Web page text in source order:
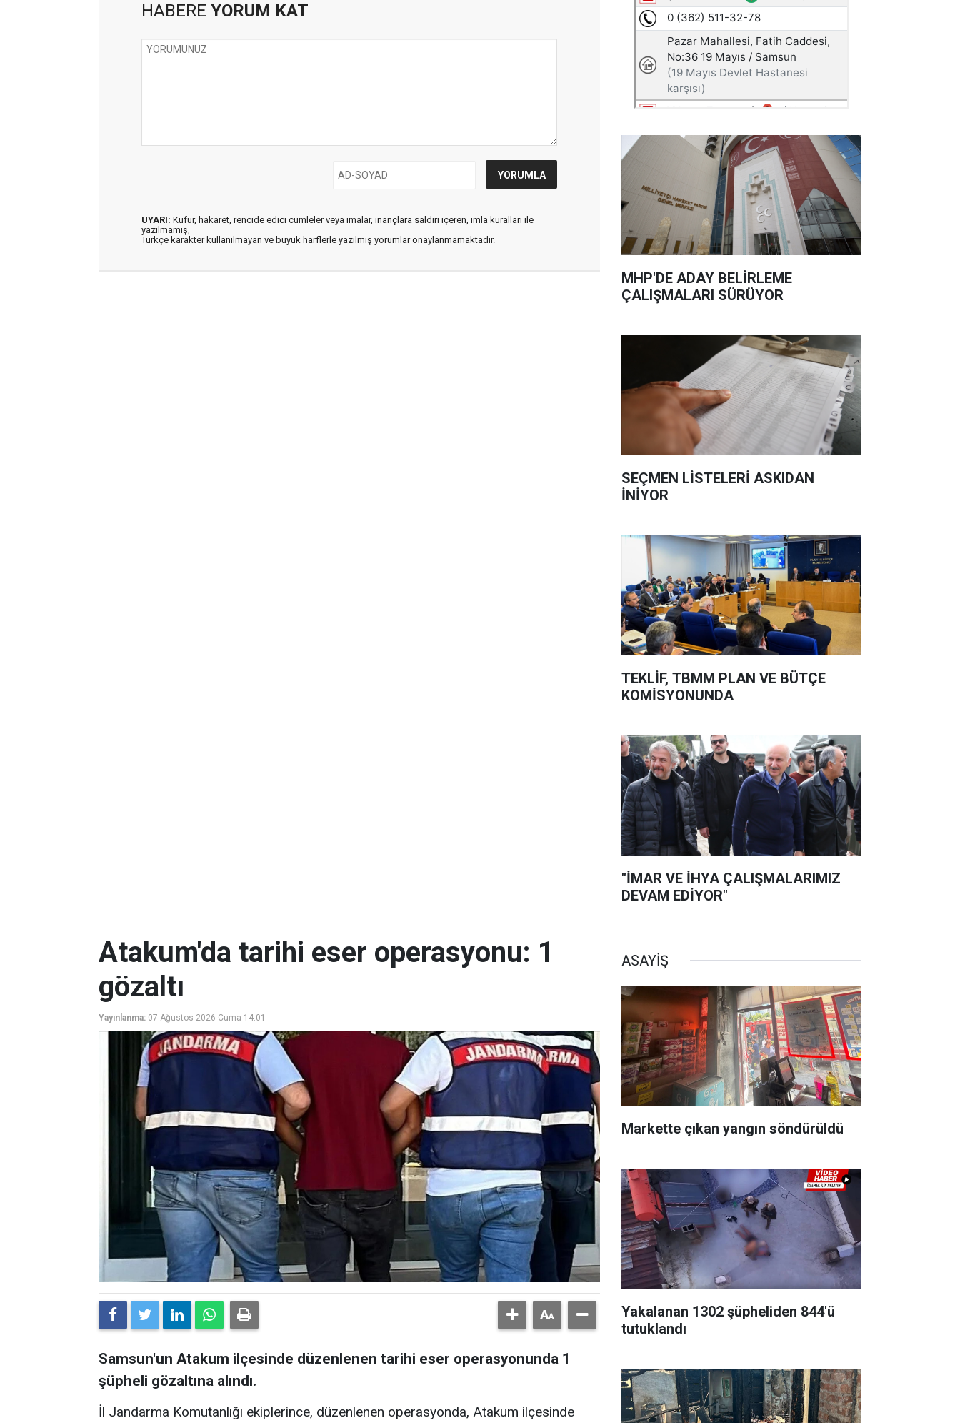
HABERE YORUM KAT
UYARI: Küfür, hakaret, rencide edici cümleler veya imalar, inançlara saldırı içeren, imla kuralları ile
yazılmamış,
Türkçe karakter kullanılmayan ve büyük harflerle yazılmış yorumlar onaylanmamaktadır.
MHP'DE ADAY BELİRLEME
ÇALIŞMALARI SÜRÜYOR
SEÇMEN LİSTELERİ ASKIDAN
İNİYOR
TEKLİF, TBMM PLAN VE BÜTÇE
KOMİSYONUNDA
"İMAR VE İHYA ÇALIŞMALARIMIZ
DEVAM EDİYOR"
Atakum'da tarihi eser operasyonu: 1
gözaltı
Yayınlanma: 07 Ağustos 2026 Cuma 14:01
Samsun'un Atakum ilçesinde düzenlenen tarihi eser operasyonunda 1
şüpheli gözaltına alındı.
İl Jandarma Komutanlığı ekiplerince, düzenlenen operasyonda, Atakum ilçesinde
ASAYİŞ
Markette çıkan yangın söndürüldü
Yakalanan 1302 şüpheliden 844'ü
tutuklandı